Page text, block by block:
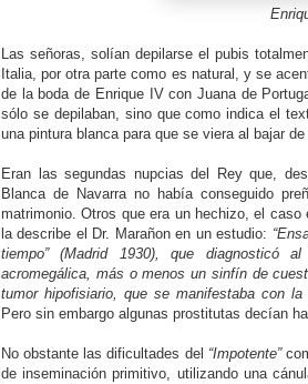
Las señoras, solían depilarse el pubis
Italia, por otra parte como es natural, y se
de la boda de Enrique IV con Juana de
sólo se depilaban, sino que como indica el
una pintura blanca para que se viera al bajar
Eran las segundas nupcias del Rey que,
Blanca de Navarra no había conseguido
matrimonio. Otros que era un hechizo, el
la describe el Dr. Marañon en un estudio:
tiempo” (Madrid 1930), que diagnosticó
acromegálica, más o menos un sinfín de
tumor hipofisiario, que se manifestaba con
Pero sin embargo algunas prostitutas decían
No obstante las dificultades del “Impotente”
de inseminación primitivo, utilizando una